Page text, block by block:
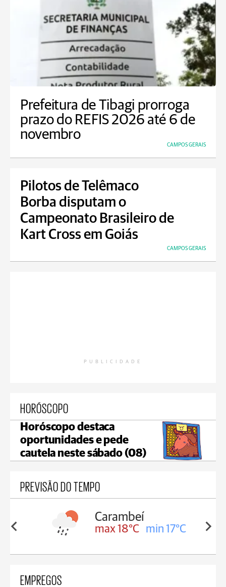
Prefeitura de Tibagi prorroga
prazo do REFIS 2026 até 6 de
novembro
CAMPOS GERAIS
Pilotos de Telêmaco
Borba disputam o
Campeonato Brasileiro de
Kart Cross em Goiás
CAMPOS GERAIS
PUBLICIDADE
HORÓSCOPO
Horóscopo destaca
oportunidades e pede
cautela neste sábado (08)
PREVISÃO DO TEMPO
18°C
Carambeí
max 18°C min 17°C
EMPREGOS